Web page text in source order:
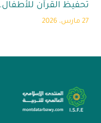
تحفيظ القرآن
27 مارس، 2026